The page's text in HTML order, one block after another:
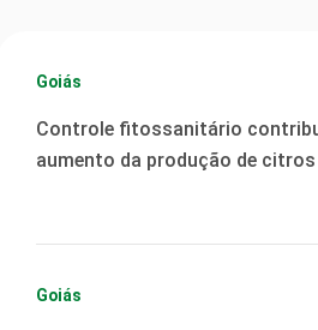
Goiás
Controle fitossanitário
aumento da produção de citros
Goiás